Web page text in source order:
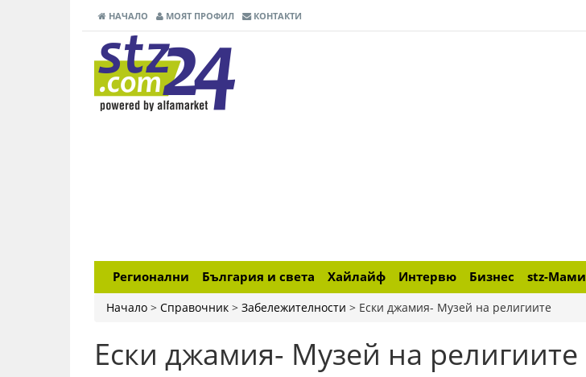
НАЧАЛО МОЯТ ПРОФИЛ КОНТАКТИ
Регионални България и света Хайлайф Интервю Бизнес stz-Мами
Начало > Справочник > Забележителности > Ески джамия- Музей на религиите
Ески джамия- Музей на религиите